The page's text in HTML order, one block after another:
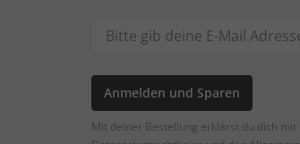
Anmelden und Sparen
Mit deiner Bestellung erklärst du dich mit